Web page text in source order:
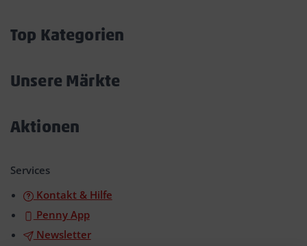
Top Kategorien
Unsere Märkte
Aktionen
Services
Kontakt & Hilfe
Penny App
Newsletter